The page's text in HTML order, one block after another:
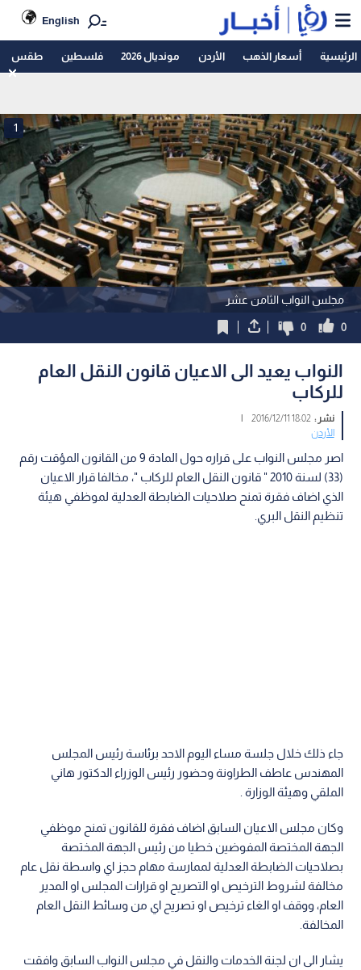
English
الرئيسية أسعار الذهب الأردن مونديال 2026 فلسطين طقس
مجلس النواب الثامن عشر
1
0
0
النواب يعيد الى الاعيان قانون النقل العام
للركاب
نشر :18:02 2016/12/11
|
الأردن
اصر مجلس النواب على قراره حول المادة 9 من القانون المؤقت رقم
(33) لسنة 2010 " قانون النقل العام للركاب "، مخالفا قرار الاعيان
الذي اضاف فقرة تمنح صلاحيات الضابطة العدلية لموظفي هيئة
تنظيم النقل البري.
جاء ذلك خلال جلسة مساء اليوم الاحد برئاسة رئيس المجلس
المهندس عاطف الطراونة وحضور رئيس الوزراء الدكتور هاني
الملقي وهيئة الوزارة .
وكان مجلس الاعيان السابق اضاف فقرة للقانون تمنح موظفي
الجهة المختصة المفوضين خطيا من رئيس الجهة المختصة
بصلاحيات الضابطة العدلية لممارسة مهام حجز اي واسطة نقل عام
مخالفة لشروط الترخيص او التصريح او قرارات المجلس او المدير
العام، ووقف او الغاء ترخيص او تصريح اي من وسائط النقل العام
المخالفة.
يشار الى ان لجنة الخدمات والنقل في مجلس النواب السابق وافقت